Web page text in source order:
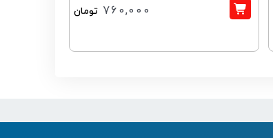
760,000 تومان